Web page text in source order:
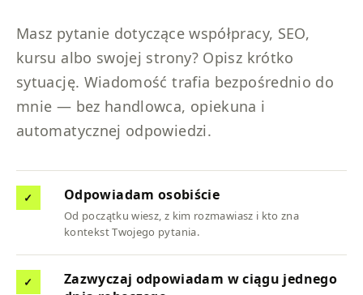
Masz pytanie dotyczące współpracy, SEO,
kursu albo swojej strony? Opisz krótko
sytuację. Wiadomość trafia bezpośrednio do
mnie — bez handlowca, opiekuna i
automatycznej odpowiedzi.
✓ Odpowiadam osobiście
Od początku wiesz, z kim rozmawiasz i kto zna
kontekst Twojego pytania.
✓
Zazwyczaj odpowiadam w ciągu jednego